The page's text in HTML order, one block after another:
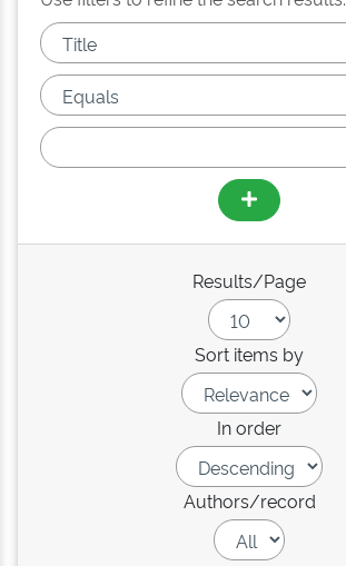
Results/Page
Sort items by
In order
Authors/record